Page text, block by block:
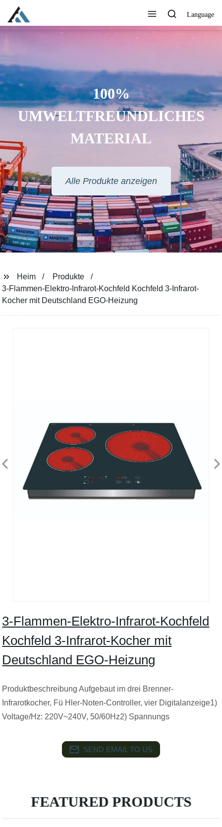
Language
BEDRUCKEN SIE IHR LOGO,
IHRE MARKE, IHRE WEBSITE
ODER ANDERE
INFORMATIONEN, DIE SIE
Alle Produkte anzeigen
Heim
Produkte
3-Flammen-Elektro-Infrarot-Kochfeld Kochfeld 3-Infrarot-
Kocher mit Deutschland EGO-Heizung
3-Flammen-Elektro-Infrarot-Kochfeld
Kochfeld 3-Infrarot-Kocher mit
Deutschland EGO-Heizung
Produktbeschreibung Aufgebaut im drei Brenner-
Infrarotkocher, Fü Hler-Noten-Controller, vier Digitalanzeige1)
Voltage/Hz: 220V~240V, 50/60Hz2) Spannungs
SEND EMAIL TO US
FEATURED PRODUCTS